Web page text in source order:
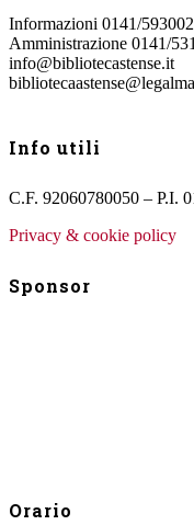
Informazioni 0141/593002
Amministrazione 0141/
info@bibliotecastense.it
Info utili
C.F. 92060780050 – P.I.
Privacy & cookie policy
Sponsor
Orario